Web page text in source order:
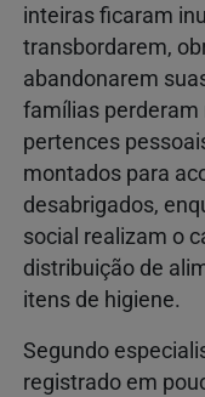
inteiras ficaram
transbordarem,
abandonarem
famílias perderam
pertences
montados para
desabrigados,
social realizam o
distribuição de
itens de higiene.
Segundo
registrado em